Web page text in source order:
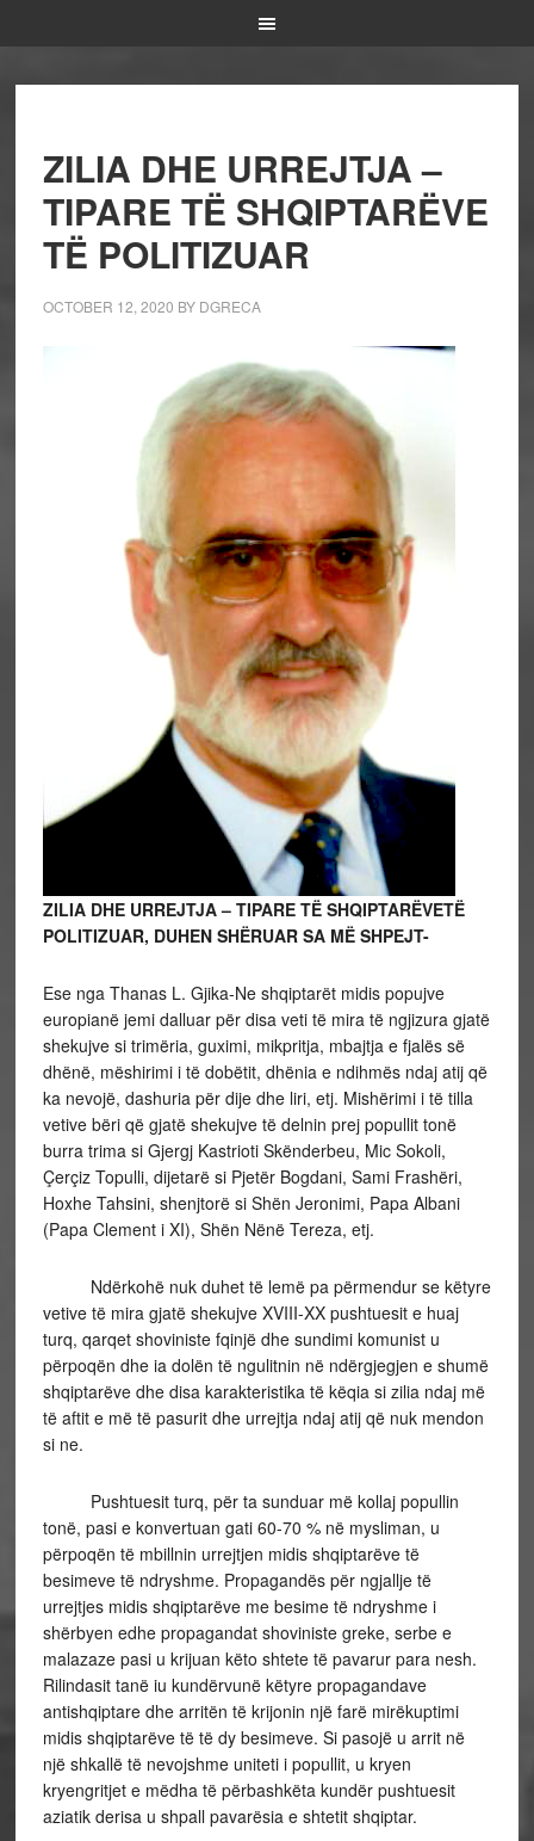
ZILIA DHE URREJTJA –
TIPARE TË SHQIPTARËVE
TË POLITIZUAR
OCTOBER 12, 2020 BY DGRECA
ZILIA DHE URREJTJA – TIPARE TË SHQIPTARËVETË
POLITIZUAR, DUHEN SHËRUAR SA MË SHPEJT-
Ese nga Thanas L. Gjika-Ne shqiptarët midis popujve
europianë jemi dalluar për disa veti të mira të ngjizura gjatë
shekujve si trimëria, guximi, mikpritja, mbajtja e fjalës së
dhënë, mëshirimi i të dobëtit, dhënia e ndihmës ndaj atij që
ka nevojë, dashuria për dije dhe liri, etj. Mishërimi i të tilla
vetive bëri që gjatë shekujve të delnin prej popullit tonë
burra trima si Gjergj Kastrioti Skënderbeu, Mic Sokoli,
Çerçiz Topulli, dijetarë si Pjetër Bogdani, Sami Frashëri,
Hoxhe Tahsini, shenjtorë si Shën Jeronimi, Papa Albani
(Papa Clement i XI), Shën Nënë Tereza, etj.
Ndërkohë nuk duhet të lemë pa përmendur se këtyre
vetive të mira gjatë shekujve XVIII-XX pushtuesit e huaj
turq, qarqet shoviniste fqinjë dhe sundimi komunist u
përpoqën dhe ia dolën të ngulitnin në ndërgjegjen e shumë
shqiptarëve dhe disa karakteristika të këqia si zilia ndaj më
të aftit e më të pasurit dhe urrejtja ndaj atij që nuk mendon
si ne.
Pushtuesit turq, për ta sunduar më kollaj popullin
tonë, pasi e konvertuan gati 60-70 % në mysliman, u
përpoqën të mbillnin urrejtjen midis shqiptarëve të
besimeve të ndryshme. Propagandës për ngjallje të
urrejtjes midis shqiptarëve me besime të ndryshme i
shërbyen edhe propagandat shoviniste greke, serbe e
malazaze pasi u krijuan këto shtete të pavarur para nesh.
Rilindasit tanë iu kundërvunë këtyre propagandave
antishqiptare dhe arritën të krijonin një farë mirëkuptimi
midis shqiptarëve të të dy besimeve. Si pasojë u arrit në
një shkallë të nevojshme uniteti i popullit, u kryen
kryengritjet e mëdha të përbashkëta kundër pushtuesit
aziatik derisa u shpall pavarësia e shtetit shqiptar.